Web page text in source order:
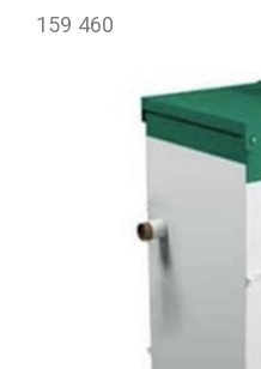
159 460